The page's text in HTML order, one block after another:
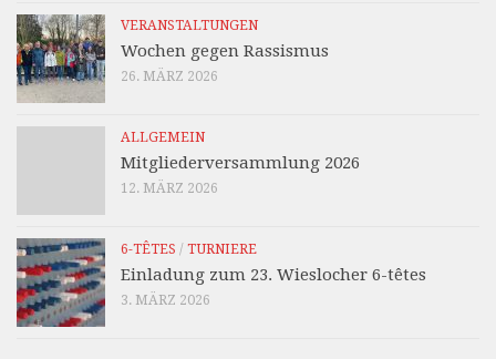
VERANSTALTUNGEN
Wochen gegen Rassismus
26. MÄRZ 2026
ALLGEMEIN
Mitgliederversammlung 2026
12. MÄRZ 2026
6-TÊTES / TURNIERE
Einladung zum 23. Wieslocher 6-têtes
3. MÄRZ 2026